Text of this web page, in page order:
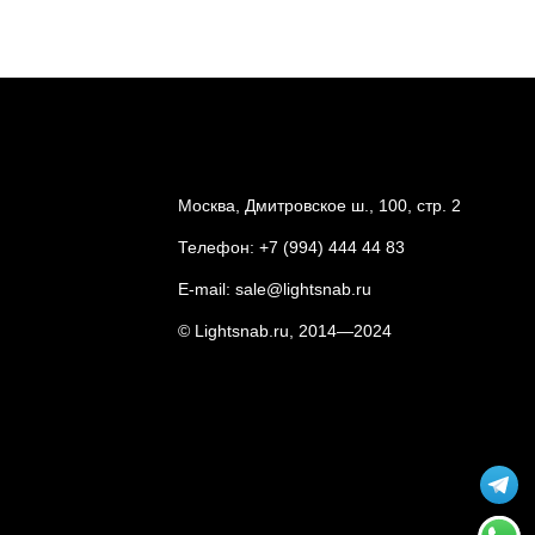
Москва, Дмитровское ш., 100, стр. 2
Телефон: +7 (994) 444 44 83
E-mail: sale@lightsnab.ru
© Lightsnab.ru, 2014—2024